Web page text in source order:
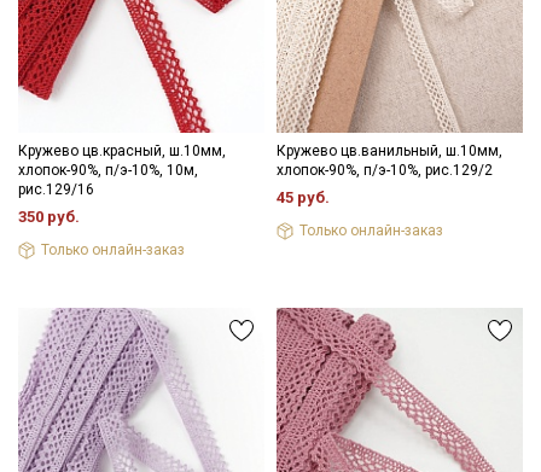
Кружево цв.красный, ш.10мм,
хлопок-90%, п/э-10%, 10м,
рис.129/16
350 руб.
Только онлайн-заказ
Кружево цв.ванильный, ш.10мм,
хлопок-90%, п/э-10%, рис.129/2
45 руб.
Только онлайн-заказ